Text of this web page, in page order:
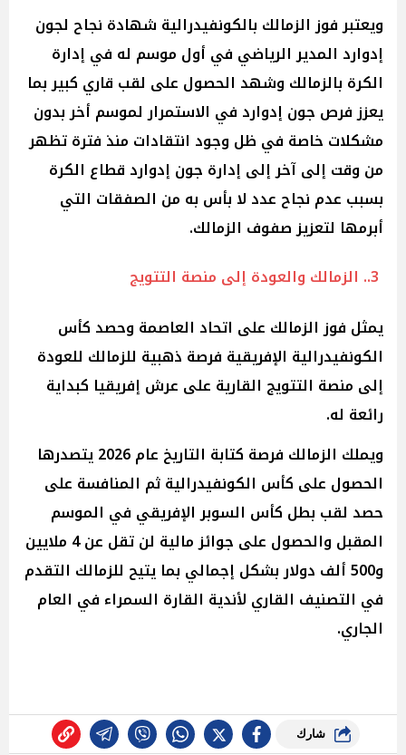
ويعتبر فوز الزمالك بالكونفيدرالية شهادة نجاح لجون
إدوارد المدير الرياضي في أول موسم له في إدارة
الكرة بالزمالك وشهد الحصول على لقب قاري كبير بما
يعزز فرص جون إدوارد في الاستمرار لموسم أخر بدون
مشكلات خاصة في ظل وجود انتقادات منذ فترة تظهر
من وقت إلى آخر إلى إدارة جون إدوارد قطاع الكرة
بسبب عدم نجاح عدد لا بأس به من الصفقات التي
أبرمها لتعزيز صفوف الزمالك.
3.. الزمالك والعودة إلى منصة التتويج
يمثل فوز الزمالك على اتحاد العاصمة وحصد كأس
الكونفيدرالية الإفريقية فرصة ذهبية للزمالك للعودة
إلى منصة التتويج القارية على عرش إفريقيا كبداية
رائعة له.
ويملك الزمالك فرصة كتابة التاريخ عام 2026 يتصدرها
الحصول على كأس الكونفيدرالية ثم المنافسة على
حصد لقب بطل كأس السوبر الإفريقي في الموسم
المقبل والحصول على جوائز مالية لن تقل عن 4 ملايين
و500 ألف دولار بشكل إجمالي بما يتيح للزمالك التقدم
في التصنيف القاري لأندية القارة السمراء في العام
الجاري.
شارك